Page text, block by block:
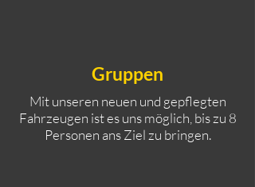
Gruppen
Mit unseren neuen und gepflegten
Fahrzeugen ist es uns möglich, bis zu 8
Personen ans Ziel zu bringen.